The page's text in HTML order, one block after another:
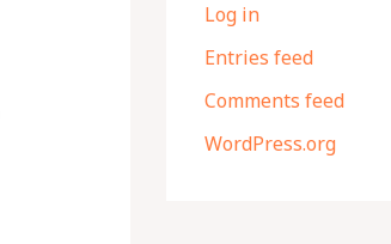
Log in
Entries feed
Comments feed
WordPress.org